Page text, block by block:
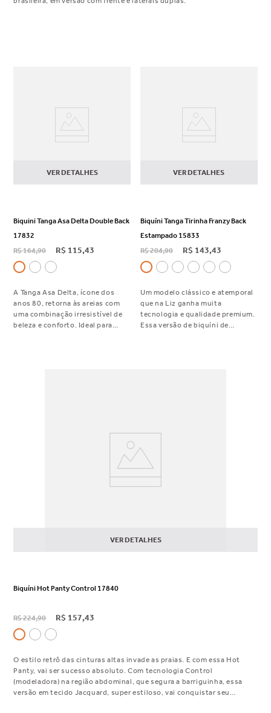
VER DETALHES
Biquini Tanga Asa Delta Double Back
17832
R$164,90 R$ 115,43
A Tanga Asa Delta, ícone dos
anos 80, retorna às areias com
uma combinação irresistível de
beleza e conforto. Ideal para
VER DETALHES
Biquíni Tanga Tirinha Franzy Back
Estampado 15833
R$204,90 R$ 143,43
Um modelo clássico e atemporal
que na Liz ganha muita
tecnologia e qualidade premium.
Essa versão de biquíni de
VER DETALHES
Biquíni Hot Panty Control 17840
R$224,90 R$ 157,43
O estilo retrô das cinturas altas invade as praias. E com essa Hot
Panty, vai ser sucesso absoluto. Com tecnologia Control
(modeladora) na região abdominal, que segura a barriguinha, essa
versão em tecido Jacquard, super estiloso, vai conquistar seu